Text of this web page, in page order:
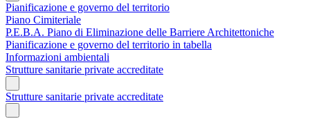
Pianificazione e governo del territorio
Piano Cimiteriale
P.E.B.A. Piano di Eliminazione delle Barriere Architettoniche
Pianificazione e governo del territorio in tabella
Informazioni ambientali
Strutture sanitarie private accreditate
Strutture sanitarie private accreditate